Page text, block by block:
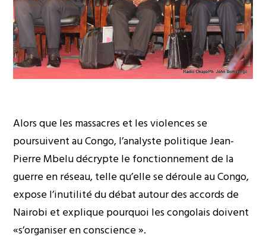
Alors que les massacres et les violences se
poursuivent au Congo, l’analyste politique Jean-
Pierre Mbelu décrypte le fonctionnement de la
guerre en réseau, telle qu’elle se déroule au Congo,
expose l’inutilité du débat autour des accords de
Nairobi et explique pourquoi les congolais doivent
«s’organiser en conscience ».